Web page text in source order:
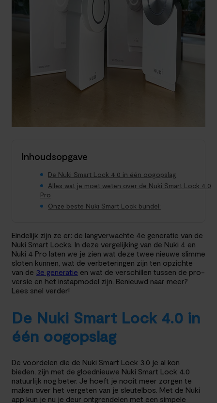
Inhoudsopgave
De Nuki Smart Lock 4.0 in één oogopslag
Alles wat je moet weten over de Nuki Smart Lock 4.0
Pro
Onze beste Nuki Smart Lock bundel:
Eindelijk zijn ze er: de langverwachte 4e generatie van de
Nuki Smart Locks. In deze vergelijking van de Nuki 4 en
Nuki 4 Pro laten we je zien wat deze twee nieuwe slimme
sloten kunnen, wat de verbeteringen zijn ten opzichte
van de 3e generatie en wat de verschillen tussen de pro-
versie en het instapmodel zijn. Benieuwd naar meer?
Lees snel verder!
De Nuki Smart Lock 4.0 in
één oogopslag
De voordelen die de Nuki Smart Lock 3.0 je al kon
bieden, zijn met de gloednieuwe Nuki Smart Lock 4.0
natuurlijk nog beter. Je hoeft je nooit meer zorgen te
maken over het vergeten van je sleutelbos. Met de Nuki
app kun je nu je deur ontgrendelen met een simpele